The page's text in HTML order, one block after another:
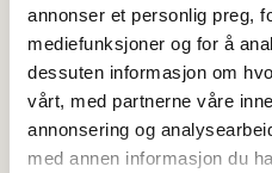
annonser et personlig preg,
mediefunksjoner og for å
dessuten informasjon om
vårt, med partnerne våre
annonsering og
med annen informasjon du
Under 20 min
Lun brokkolisalat med